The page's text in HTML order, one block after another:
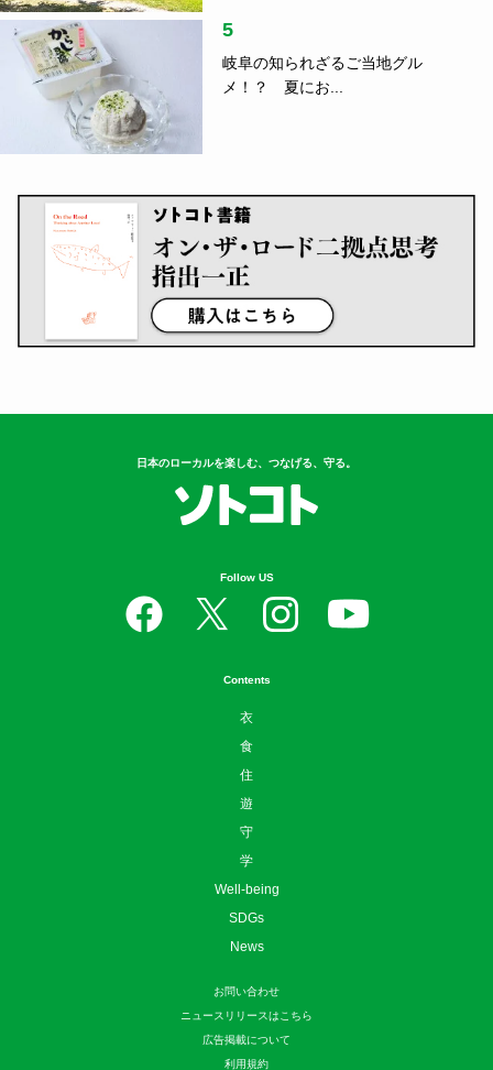
5
岐阜の知られざるご当地グル
メ！？ 夏にお...
日本のローカルを楽しむ、つなげる、守る。
Follow US
Contents
衣
食
住
遊
守
学
Well-being
SDGs
News
お問い合わせ
ニュースリリースはこちら
広告掲載について
利用規約